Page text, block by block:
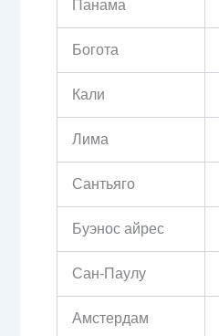
Панама
Богота
Кали
Лима
Сантьяго
Буэнос айрес
Сан-Паулу
Амстердам